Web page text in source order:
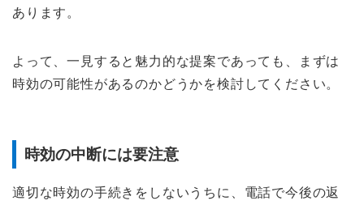
あります。
よって、一見すると魅力的な提案であっても、まずは
時効の可能性があるのかどうかを検討してください。
時効の中断には要注意
適切な時効の手続きをしないうちに、電話で今後の返